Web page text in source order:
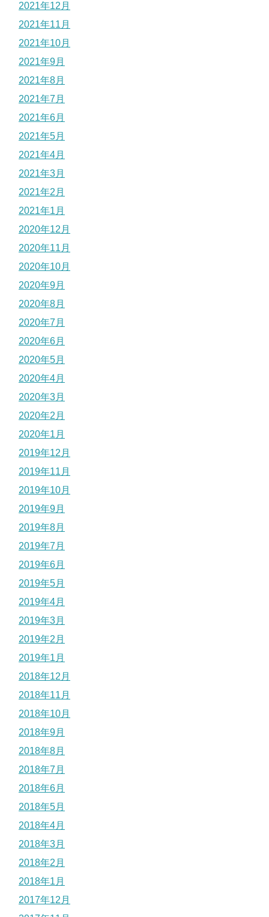
2021年12月
2021年11月
2021年10月
2021年9月
2021年8月
2021年7月
2021年6月
2021年5月
2021年4月
2021年3月
2021年2月
2021年1月
2020年12月
2020年11月
2020年10月
2020年9月
2020年8月
2020年7月
2020年6月
2020年5月
2020年4月
2020年3月
2020年2月
2020年1月
2019年12月
2019年11月
2019年10月
2019年9月
2019年8月
2019年7月
2019年6月
2019年5月
2019年4月
2019年3月
2019年2月
2019年1月
2018年12月
2018年11月
2018年10月
2018年9月
2018年8月
2018年7月
2018年6月
2018年5月
2018年4月
2018年3月
2018年2月
2018年1月
2017年12月